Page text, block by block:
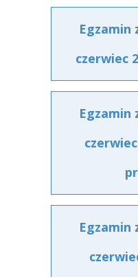
Egzamin
czerwiec
Egzamin
Egzamin